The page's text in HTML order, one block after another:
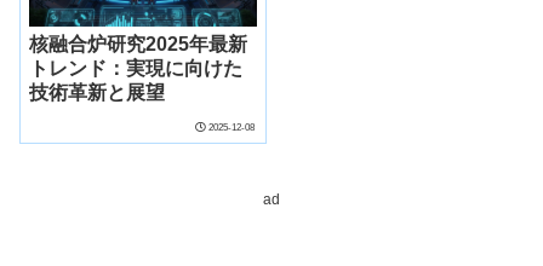
核融合炉研究2025年最新
トレンド：実現に向けた
技術革新と展望
2025-12-08
ad